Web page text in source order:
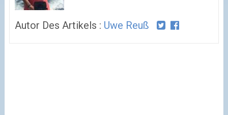
Autor Des Artikels : Uwe Reuß